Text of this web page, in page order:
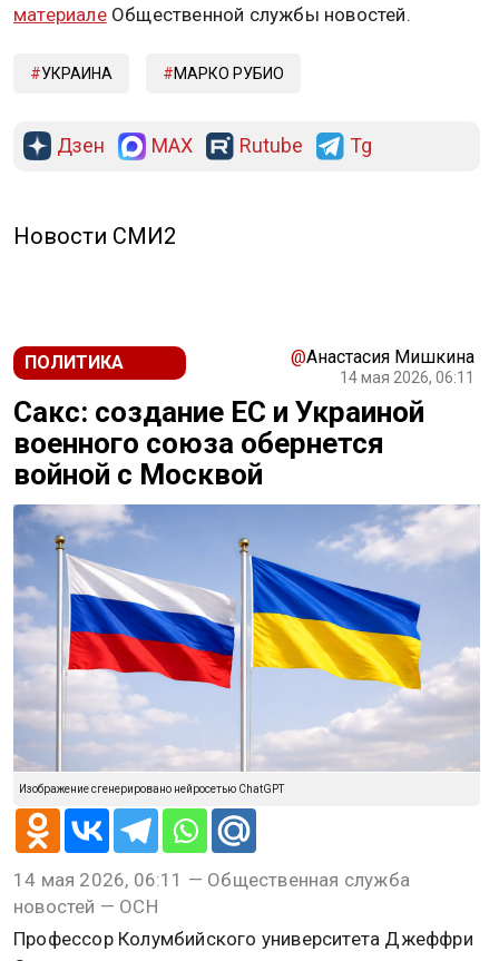
материалеОбщественной службы новостей.
УКРАИНА МАРКО РУБИО
Дзен MAX Rutube Tg
Новости СМИ2
ПОЛИТИКА @Анастасия Мишкина
14 мая 2026, 06:11
Сакс: создание ЕС и Украиной
военного союза обернется
войной с Москвой
Изображение сгенерировано нейросетью ChatGPT
14 мая 2026, 06:11 — Общественная служба
новостей — ОСН
Профессор Колумбийского университета Джеффри